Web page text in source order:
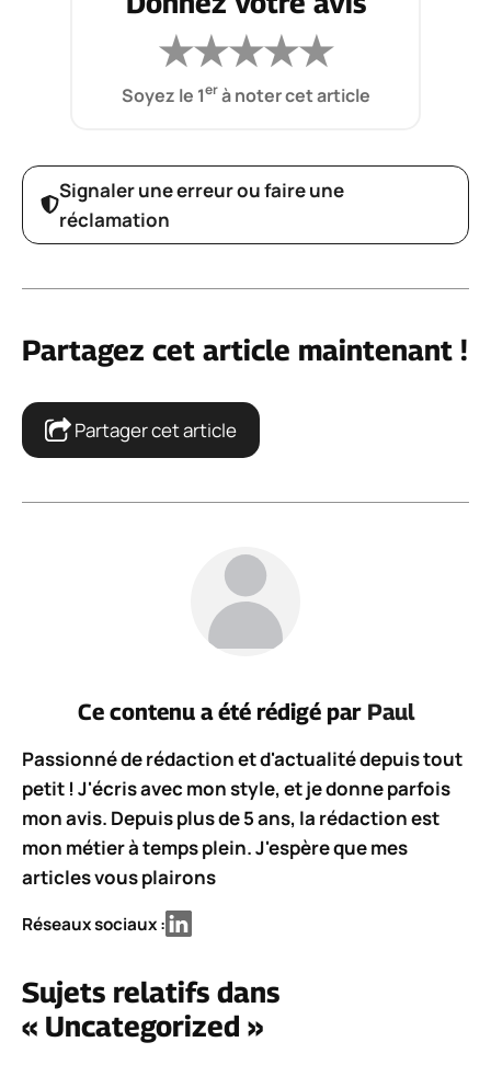
★★★★★
Soyez le 1erà noter cet article
Signaler une erreur ou faire une
réclamation
Partagez cet article maintenant !
Partager cet article
Ce contenu a été rédigé par Paul
Passionné de rédaction et d'actualité depuis tout
petit ! J'écris avec mon style, et je donne parfois
mon avis. Depuis plus de 5 ans, la rédaction est
mon métier à temps plein. J'espère que mes
articles vous plairons
Réseaux sociaux :
Sujets relatifs dans
« Uncategorized »